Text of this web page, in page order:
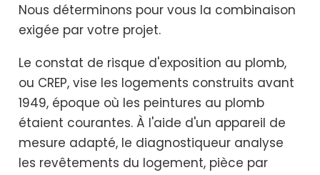
Nous déterminons pour vous la combinaison
exigée par votre projet.
Le constat de risque d'exposition au plomb,
ou CREP, vise les logements construits avant
1949, époque où les peintures au plomb
étaient courantes. À l'aide d'un appareil de
mesure adapté, le diagnostiqueur analyse
les revêtements du logement, pièce par